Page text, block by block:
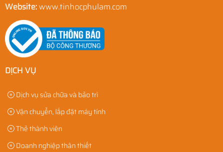
Website:www.tinhocphulam.com
DỊCH VỤ
Dịch vụ sửa chữa và bảo trì
Vận chuyển, lắp đặt máy tính
Thẻ thành viên
Doanh nghiệp thân thiết